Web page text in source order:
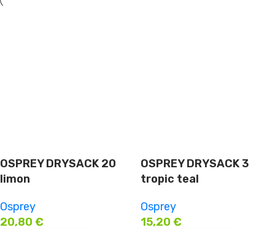
OSPREY DRYSACK 20
limon
Osprey
20,80 €
OSPREY DRYSACK 3
tropic teal
Osprey
15,20 €